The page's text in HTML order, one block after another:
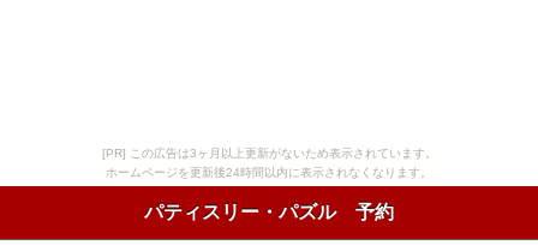
[PR] この広告は3ヶ月以上更新がないため表示されています。
ホームページを更新後24時間以内に表示されなくなります。
パティスリー・パズル 予約